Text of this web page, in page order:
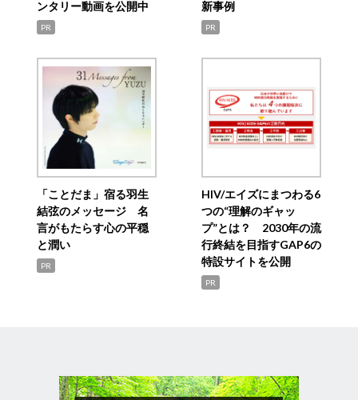
ンタリー動画を公開中
PR
新事例
PR
「ことだま」宿る羽生
結弦のメッセージ 名
言がもたらす心の平穏
と潤い
PR
HIV/エイズにまつわる6
つの“理解のギャッ
プ”とは？ 2030年の流
行終結を目指すGAP6の
特設サイトを公開
PR